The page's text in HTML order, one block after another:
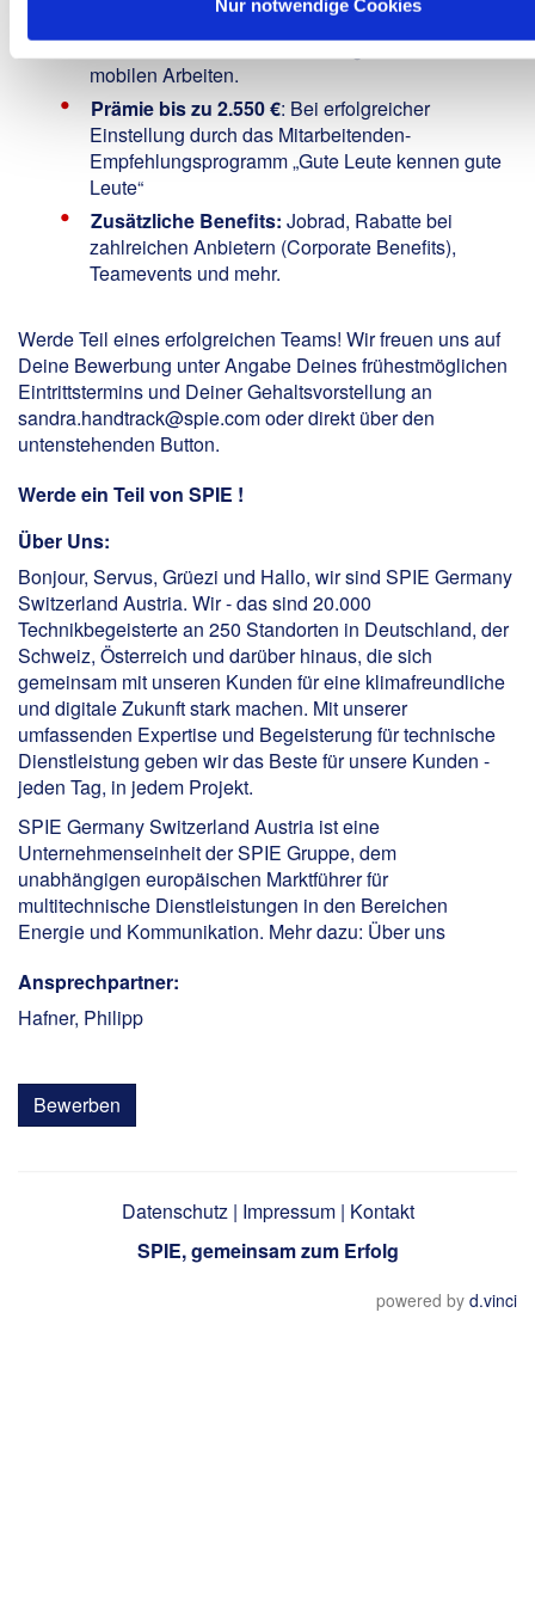
Nur notwendige Cookies
Arbeitszeitmodelle
zwischen 7–22 Uhr und die Möglichkeit zum
mobilen Arbeiten.
Prämie bis zu 2.550 €: Bei erfolgreicher
Einstellung durch das Mitarbeitenden-
Empfehlungsprogramm „Gute Leute kennen gute
Leute“
Zusätzliche Benefits: Jobrad, Rabatte bei
zahlreichen Anbietern (Corporate Benefits),
Teamevents und mehr.
Werde Teil eines erfolgreichen Teams! Wir freuen uns auf
Deine Bewerbung unter Angabe Deines frühestmöglichen
Eintrittstermins und Deiner Gehaltsvorstellung an
sandra.handtrack@spie.com oder direkt über den
untenstehenden Button.
Werde ein Teil von SPIE !
Über Uns:
Bonjour, Servus, Grüezi und Hallo, wir sind SPIE Germany
Switzerland Austria. Wir - das sind 20.000
Technikbegeisterte an 250 Standorten in Deutschland, der
Schweiz, Österreich und darüber hinaus, die sich
gemeinsam mit unseren Kunden für eine klimafreundliche
und digitale Zukunft stark machen. Mit unserer
umfassenden Expertise und Begeisterung für technische
Dienstleistung geben wir das Beste für unsere Kunden -
jeden Tag, in jedem Projekt.
SPIE Germany Switzerland Austria ist eine
Unternehmenseinheit der SPIE Gruppe, dem
unabhängigen europäischen Marktführer für
multitechnische Dienstleistungen in den Bereichen
Energie und Kommunikation. Mehr dazu: Über uns
Ansprechpartner:
Hafner, Philipp
Bewerben
Datenschutz| Impressum| Kontakt
SPIE, gemeinsam zum Erfolg
powered by d.vinci